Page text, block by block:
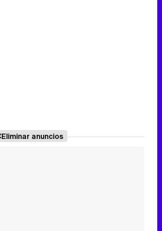
Eliminar anuncios